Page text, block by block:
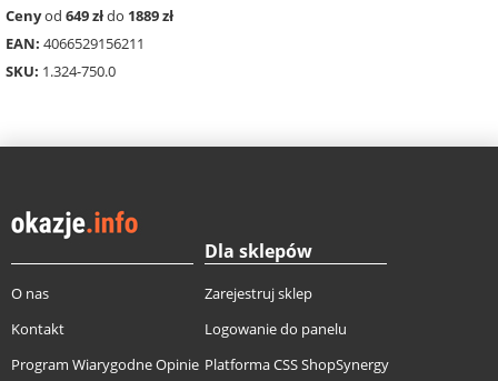
Cenyod 649 złdo 1889 zł
EAN: 4066529156211
SKU: 1.324-750.0
O nas
Kontakt
Program Wiarygodne Opinie
Dla sklepów
Zarejestruj sklep
Logowanie do panelu
Platforma CSS ShopSynergy